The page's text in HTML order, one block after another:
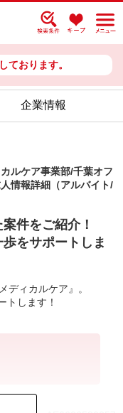
ております。
企業情報
ルケア事業部/千葉オフ
情報詳細（アルバイト/
案件をご紹介！
をサポートしま
ディカルケア』。
トします！